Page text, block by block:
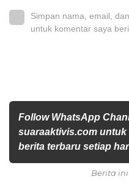
Simpan nama, email,
untuk komentar saya
Follow WhatsApp
suaraaktivis.com untuk
berita terbaru setiap
Berita